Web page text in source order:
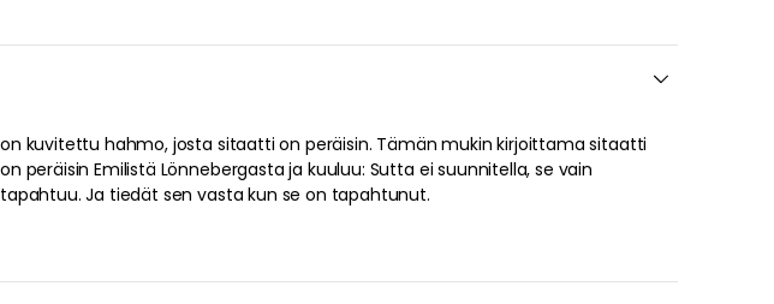
tapahtuu. Ja tiedät sen vasta kun se on tapahtunut.